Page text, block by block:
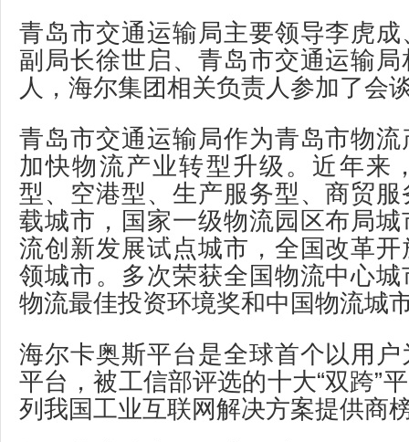
青岛市交通运输局主要领导李虎
副局长徐世启、青岛市交通运输
人，海尔集团相关负责人参加了会
青岛市交通运输局作为青岛市物
加快物流产业转型升级。近年来
型、空港型、生产服务型、商贸
载城市，国家一级物流园区布局
流创新发展试点城市，全国改革
领城市。多次荣获全国物流中心
物流最佳投资环境奖和中国物流城
海尔卡奥斯平台是全球首个以用
平台，被工信部评选的十大“双跨”
列我国工业互联网解决方案提供商